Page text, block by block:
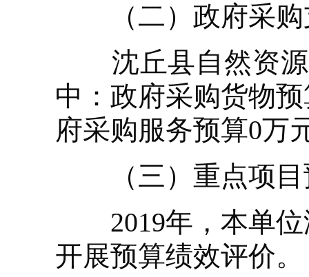
（二）政府采购
沈丘县自然资源
中：政府采购货物
府采购服务预算0万
（三）重点项目
2019年，本单位
开展预算绩效评价。